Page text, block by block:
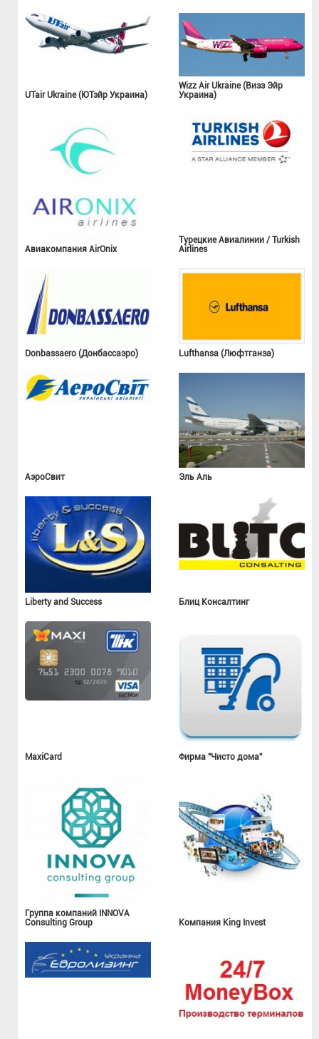
UTair Ukraine (ЮТэйр Украина)
Wizz Air Ukraine (Визз Эйр
Украина)
Авиакомпания AirOnix
Турецкие Авиалинии / Turkish
Airlines
Donbassaero (Донбассаэро) Lufthansa (Люфтганза)
АэроСвит Эль Аль
Liberty and Success Блиц Консалтинг
MaxiCard Фирма "Чисто дома"
Группа компаний INNOVA
Consulting Group
Компания King Invest